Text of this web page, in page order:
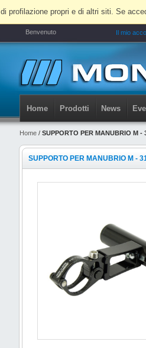
profilazione propri e di altri siti. Se
Benvenuto Il mio
Home Prodotti News
Home / SUPPORTO PER MANUBRIO M -
SUPPORTO PER MANUBRIO M -